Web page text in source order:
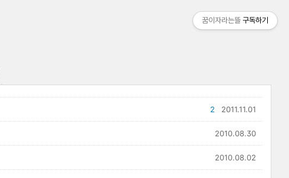
2011.11.01
2
2010.08.30
2010.08.02
꿈이자라는뜰 구독하기